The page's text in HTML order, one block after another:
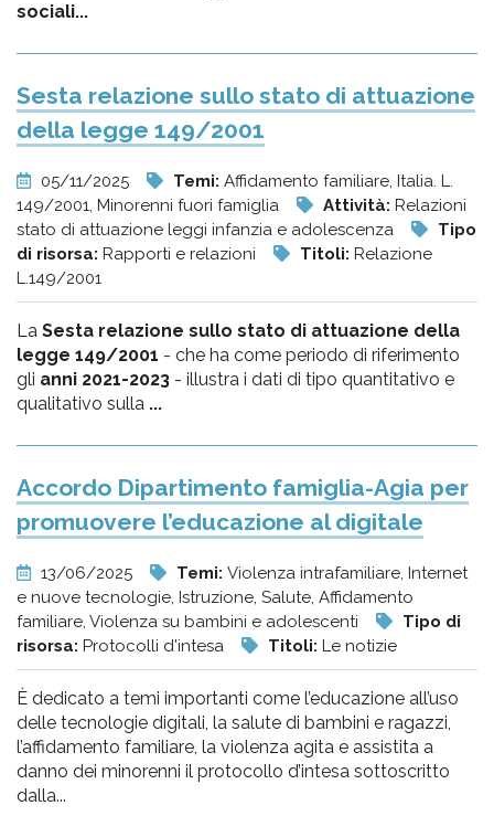
sociali...
Sesta relazione sullo stato di attuazione
della legge 149/2001
05/11/2025 Temi: Affidamento familiare, Italia. L.
149/2001, Minorenni fuori famiglia
Attività: Relazioni
stato di attuazione leggi infanzia e adolescenza
Tipo
di risorsa: Rapporti e relazioni Titoli: Relazione
L.149/2001
La Sesta relazione sullo stato di attuazione della
legge 149/2001 - che ha come periodo di riferimento
gli anni 2021-2023 - illustra i dati di tipo quantitativo e
qualitativo sulla ...
Accordo Dipartimento famiglia-Agia per
promuovere l’educazione al digitale
13/06/2025 Temi: Violenza intrafamiliare, Internet
e nuove tecnologie, Istruzione, Salute, Affidamento
familiare, Violenza su bambini e adolescenti
Tipo di
risorsa: Protocolli d'intesa Titoli: Le notizie
È dedicato a temi importanti come l’educazione all’uso
delle tecnologie digitali, la salute di bambini e ragazzi,
l’affidamento familiare, la violenza agita e assistita a
danno dei minorenni il protocollo d’intesa sottoscritto
dalla...